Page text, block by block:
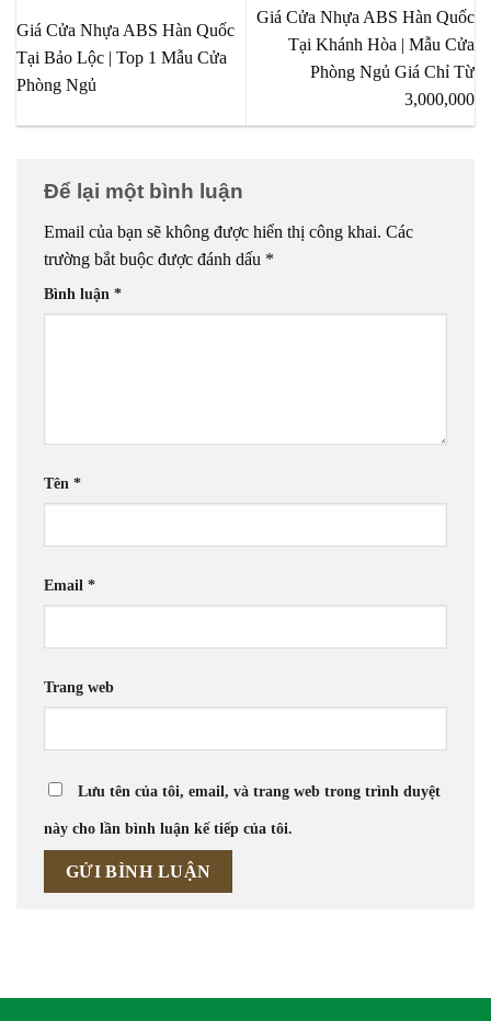
Giá Cửa Nhựa ABS Hàn Quốc
Tại Bảo Lộc | Top 1 Mẫu Cửa
Phòng Ngủ
Giá Cửa Nhựa ABS Hàn Quốc
Tại Khánh Hòa | Mẫu Cửa
Phòng Ngủ Giá Chỉ Từ
3,000,000
Để lại một bình luận
Email của bạn sẽ không được hiển thị công khai. Các
trường bắt buộc được đánh dấu *
Bình luận *
Tên *
Email *
Trang web
Lưu tên của tôi, email, và trang web trong trình duyệt
này cho lần bình luận kế tiếp của tôi.